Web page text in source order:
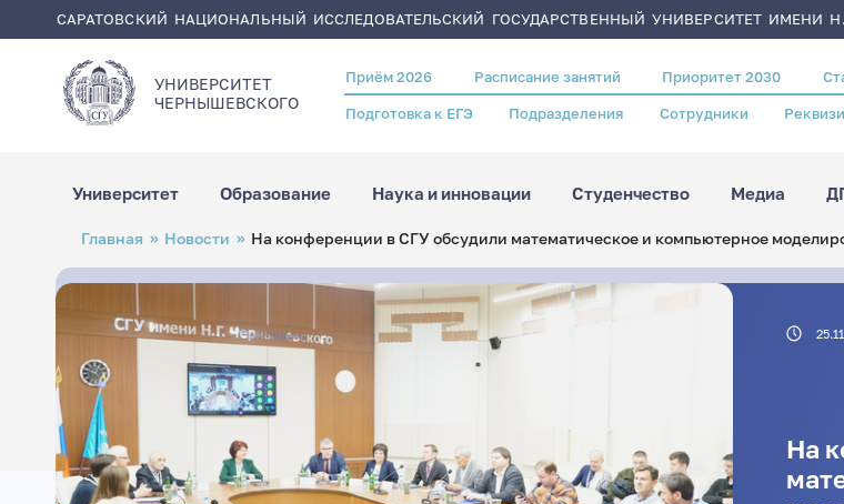
содержанию
САРАТОВСКИЙ НАЦИОНАЛЬНЫЙ ИССЛЕДОВАТЕЛЬСКИЙ ГОСУДАРСТВЕННЫЙ УНИВЕРСИТЕТ ИМЕНИ
УНИВЕРСИТЕТ
ЧЕРНЫШЕВСКОГO
Header
menu
Приём 2026 Расписание занятий Приоритет 2030
Подготовка к ЕГЭ Подразделения Сотрудники
Университет Образование Наука и инновации Студенчество Медиа
Строка
навигации
Главная Новости На конференции в СГУ обсудили математическое и компьютерное
На